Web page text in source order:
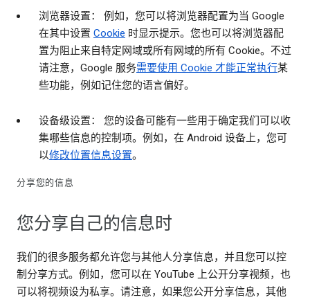
浏览器设置： 例如，您可以将浏览器配置为当 Google
在其中设置 Cookie 时显示提示。您也可以将浏览器配
置为阻止来自特定网域或所有网域的所有 Cookie。不过
请注意，Google 服务需要使用 Cookie 才能正常执行某
些功能，例如记住您的语言偏好。
设备级设置： 您的设备可能有一些用于确定我们可以收
集哪些信息的控制项。例如，在 Android 设备上，您可
以修改位置信息设置。
分享您的信息
您分享自己的信息时
我们的很多服务都允许您与其他人分享信息，并且您可以控
制分享方式。例如，您可以在 YouTube 上公开分享视频，也
可以将视频设为私享。请注意，如果您公开分享信息，其他